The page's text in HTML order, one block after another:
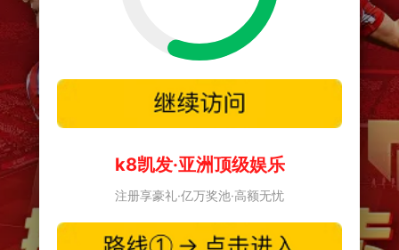
k8凯发·亚洲顶级娱乐
注册享豪礼·亿万奖池·高额无忧